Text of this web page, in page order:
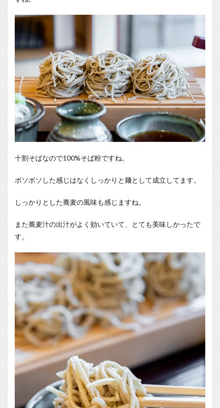
十割そばなので100%そば粉ですね。
ボソボソした感じはなくしっかりと麺として成立してます。
しっかりとした蕎麦の風味も感じますね。
また蕎麦汁の出汁がよく効いていて、とても美味しかったで
す。